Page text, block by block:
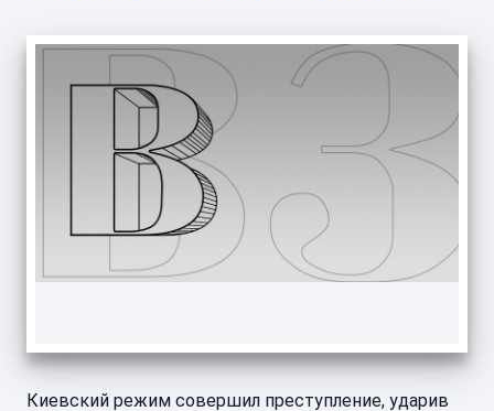
Киевский режим совершил преступление, ударив